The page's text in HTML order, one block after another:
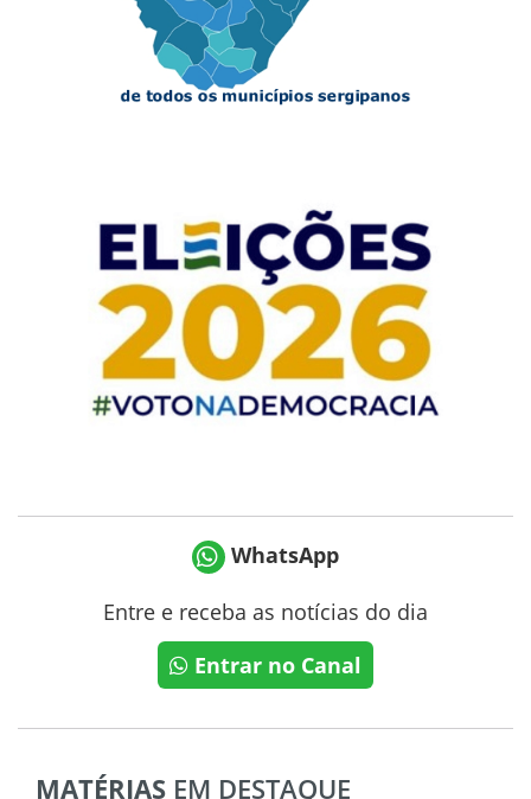
WhatsApp
Entre e receba as notícias do dia
Entrar no Canal
MATÉRIAS EM DESTAQUE